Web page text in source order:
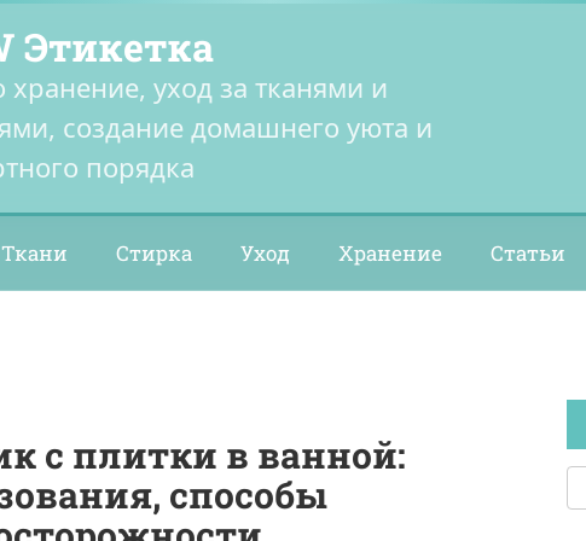
Этикетка
хранение, уход за тканями и
создание домашнего уюта и
порядка
Ткани Стирка Уход Хранение Статьи
с плитки в ванной:
способы